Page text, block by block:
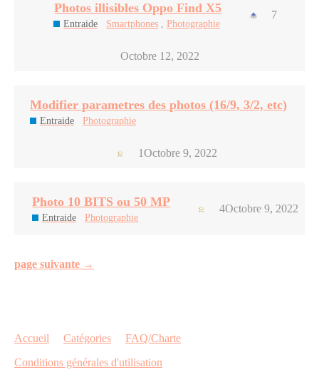
Photos illisibles Oppo Find X5
Entraide Smartphones , Photographie
7
Octobre 12, 2022
Modifier parametres des photos (16/9, 3/2, etc)
Entraide Photographie
1Octobre 9, 2022
Photo 10 BITS ou 50 MP
Entraide Photographie
4Octobre 9, 2022
page suivante →
Accueil Catégories
FAQ/Charte
Conditions générales d'utilisation